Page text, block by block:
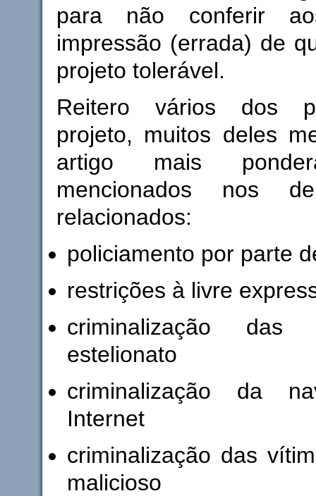
para não conferir
impressão (errada) de
projeto tolerável.
Reitero vários dos
projeto, muitos deles
artigo mais
mencionados nos
relacionados:
policiamento por parte
restrições à livre
criminalização
estelionato
criminalização da
Internet
criminalização das
malicioso